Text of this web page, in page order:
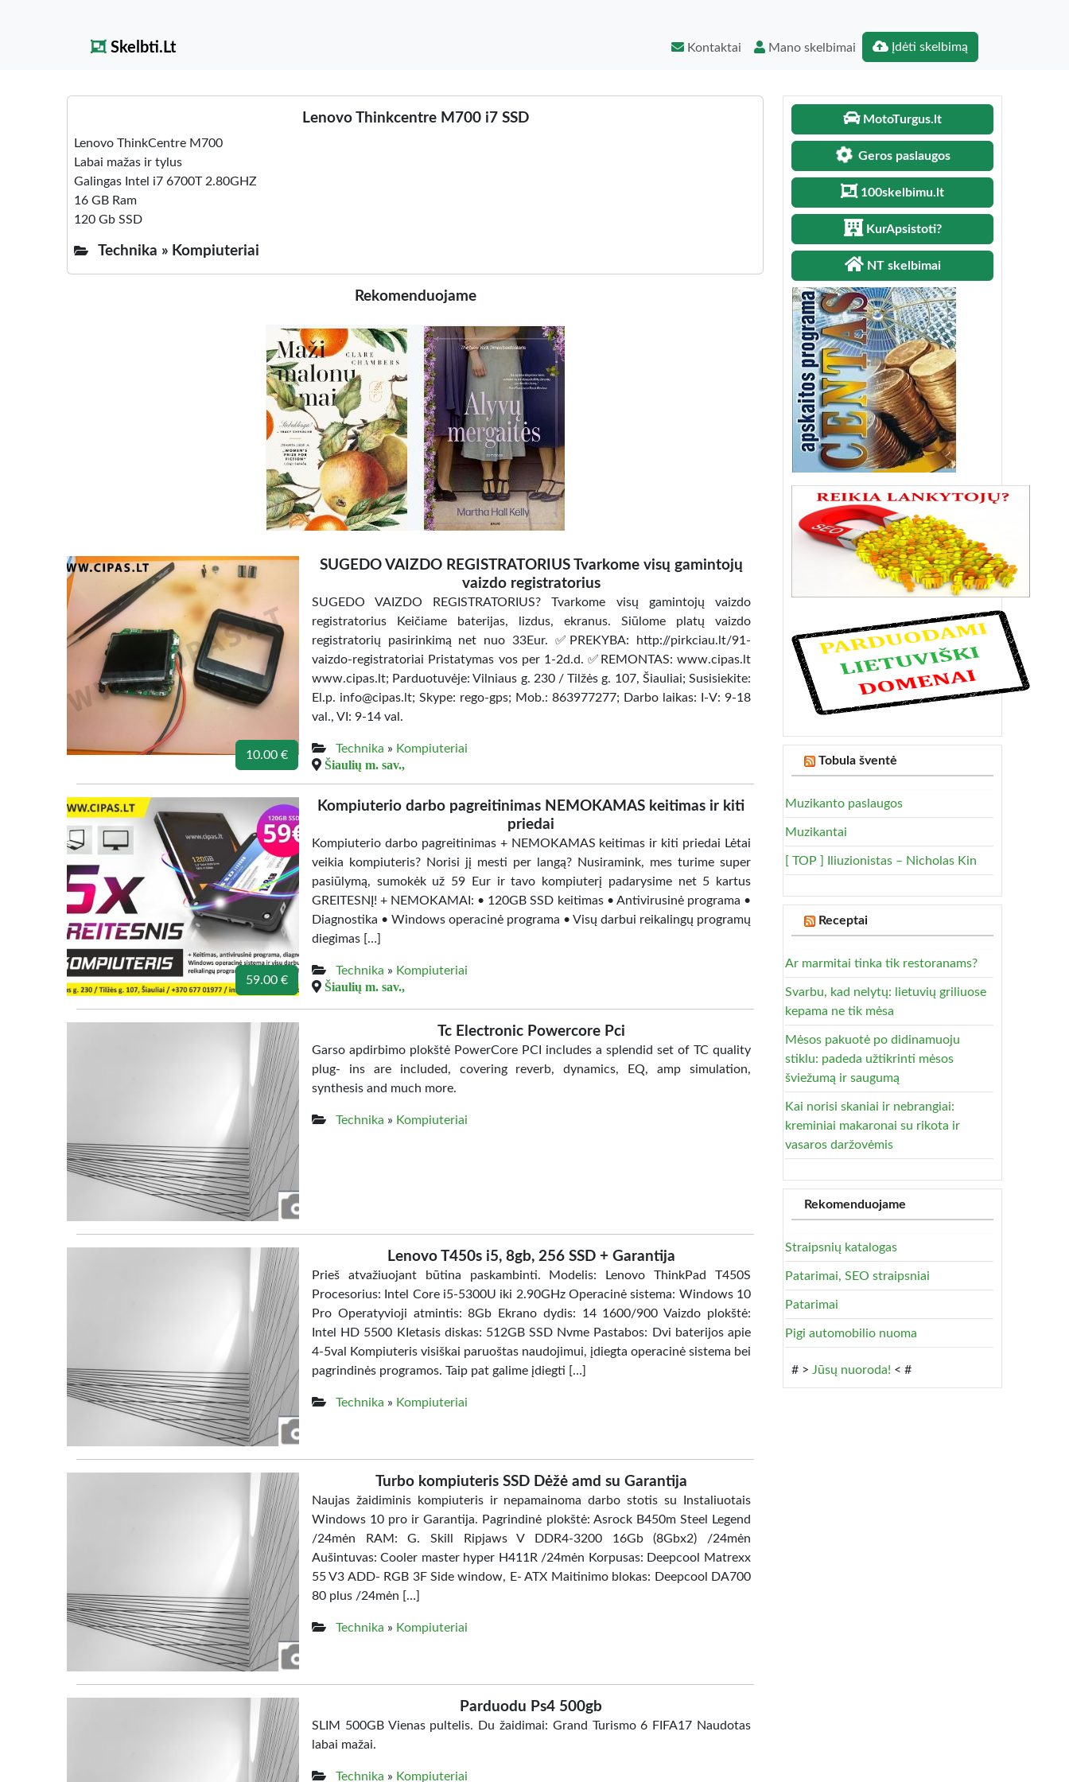
Skelbti.Lt Kontaktai Mano skelbimai Įdėti skelbimą
Lenovo Thinkcentre M700 i7 SSD
Lenovo ThinkCentre M700
Labai mažas ir tylus
Galingas Intel i7 6700T 2.80GHZ
16 GB Ram
120 Gb SSD
Technika » Kompiuteriai
Rekomenduojame
10.00 €
SUGEDO VAIZDO REGISTRATORIUS Tvarkome visų gamintojų
vaizdo registratorius
SUGEDO VAIZDO REGISTRATORIUS? Tvarkome visų gamintojų vaizdo
registratorius Keičiame baterijas, lizdus, ekranus. Siūlome platų vaizdo
registratorių pasirinkimą net nuo 33Eur. ✅PREKYBA: http://pirkciau.lt/91-
vaizdo-registratoriai Pristatymas vos per 1-2d.d. ✅REMONTAS: www.cipas.lt
www.cipas.lt; Parduotuvėje: Vilniaus g. 230 / Tilžės g. 107, Šiauliai; Susisiekite:
El.p. info@cipas.lt; Skype: rego-gps; Mob.: 863977277; Darbo laikas: I-V: 9-18
val., VI: 9-14 val.
Technika » Kompiuteriai
Šiaulių m. sav.,
59.00 €
Kompiuterio darbo pagreitinimas NEMOKAMAS keitimas ir kiti
priedai
Kompiuterio darbo pagreitinimas + NEMOKAMAS keitimas ir kiti priedai Lėtai
veikia kompiuteris? Norisi jį mesti per langą? Nusiramink, mes turime super
pasiūlymą, sumokėk už 59 Eur ir tavo kompiuterį padarysime net 5 kartus
GREITESNĮ! + NEMOKAMAI: • 120GB SSD keitimas • Antivirusinė programa •
Diagnostika • Windows operacinė programa • Visų darbui reikalingų programų
diegimas […]
Technika » Kompiuteriai
Šiaulių m. sav.,
Tc Electronic Powercore Pci
Garso apdirbimo plokštė PowerCore PCI includes a splendid set of TC quality
plug- ins are included, covering reverb, dynamics, EQ, amp simulation,
synthesis and much more.
Technika » Kompiuteriai
Lenovo T450s i5, 8gb, 256 SSD + Garantija
Prieš atvažiuojant būtina paskambinti. Modelis: Lenovo ThinkPad T450S
Procesorius: Intel Core i5-5300U iki 2.90GHz Operacinė sistema: Windows 10
Pro Operatyvioji atmintis: 8Gb Ekrano dydis: 14 1600/900 Vaizdo plokštė:
Intel HD 5500 KIetasis diskas: 512GB SSD Nvme Pastabos: Dvi baterijos apie
4-5val Kompiuteris visiškai paruoštas naudojimui, įdiegta operacinė sistema bei
pagrindinės programos. Taip pat galime įdiegti […]
Technika » Kompiuteriai
Turbo kompiuteris SSD Dėžė amd su Garantija
Naujas žaidiminis kompiuteris ir nepamainoma darbo stotis su Instaliuotais
Windows 10 pro ir Garantija. Pagrindinė plokštė: Asrock B450m Steel Legend
/24mėn RAM: G. Skill Ripjaws V DDR4-3200 16Gb (8Gbx2) /24mėn
Aušintuvas: Cooler master hyper H411R /24mėn Korpusas: Deepcool Matrexx
55 V3 ADD- RGB 3F Side window, E- ATX Maitinimo blokas: Deepcool DA700
80 plus /24mėn […]
Technika » Kompiuteriai
Parduodu Ps4 500gb
SLIM 500GB Vienas pultelis. Du žaidimai: Grand Turismo 6 FIFA17 Naudotas
labai mažai.
Technika » Kompiuteriai
MotoTurgus.lt
Geros paslaugos
100skelbimu.lt
KurApsistoti?
NT skelbimai
Tobula šventė
Muzikanto paslaugos
Muzikantai
[ TOP ] Iliuzionistas – Nicholas Kin
Receptai
Ar marmitai tinka tik restoranams?
Svarbu, kad nelytų: lietuvių griliuose
kepama ne tik mėsa
Mėsos pakuotė po didinamuoju
stiklu: padeda užtikrinti mėsos
šviežumą ir saugumą
Kai norisi skaniai ir nebrangiai:
kreminiai makaronai su rikota ir
vasaros daržovėmis
Rekomenduojame
Straipsnių katalogas
Patarimai, SEO straipsniai
Patarimai
Pigi automobilio nuoma
# > Jūsų nuoroda! < #